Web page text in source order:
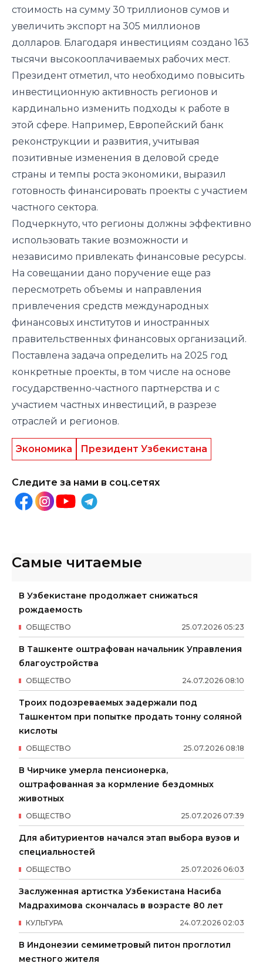
стоимость на сумму 30 триллионов сумов и
увеличить экспорт на 305 миллионов
долларов. Благодаря инвестициям создано 163
тысячи высокооплачиваемых рабочих мест.
Президент отметил, что необходимо повысить
инвестиционную активность регионов и
кардинально изменить подходы к работе в
этой сфере. Например, Европейский банк
реконструкции и развития, учитывая
позитивные изменения в деловой среде
страны и темпы роста экономики, выразил
готовность финансировать проекты с участием
частного сектора.
Подчеркнуто, что регионы должны эффективно
использовать такие возможности и
независимо привлекать финансовые ресурсы.
На совещании дано поручение еще раз
пересмотреть объемы и направления
привлечения средств международных
финансовых институтов и иностранных
правительственных финансовых организаций.
Поставлена задача определить на 2025 год
конкретные проекты, в том числе на основе
государственно-частного партнерства и с
участием частных инвестиций, в разрезе
отраслей и регионов.
Экономика Президент Узбекистана
Следите за нами в соц.сетях
Самые читаемые
В Узбекистане продолжает снижаться
рождаемость
25.07.2026 05:23
ОБЩЕСТВО
В Ташкенте оштрафован начальник Управления
благоустройства
24.07.2026 08:10
ОБЩЕСТВО
Троих подозреваемых задержали под
Ташкентом при попытке продать тонну соляной
кислоты
25.07.2026 08:18
ОБЩЕСТВО
В Чирчике умерла пенсионерка,
оштрафованная за кормление бездомных
животных
25.07.2026 07:39
ОБЩЕСТВО
Для абитуриентов начался этап выбора вузов и
специальностей
25.07.2026 06:03
ОБЩЕСТВО
Заслуженная артистка Узбекистана Насиба
Мадрахимова скончалась в возрасте 80 лет
24.07.2026 02:03
КУЛЬТУРА
В Индонезии семиметровый питон проглотил
местного жителя